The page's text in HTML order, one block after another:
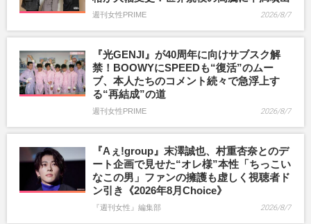
週刊女性PRIME 2026/8/7
『光GENJI』が40周年に向けサブスク解
禁！BOOWYにSPEEDも“復活”のムー
ブ、本人たちのコメント続々で急浮上す
る“再結成”の道
週刊女性PRIME 2026/8/7
『Aぇ!group』末澤誠也、村重杏奈とのデ
ート企画で見せた“オレ様”本性「ちっこい
なこの男」ファンの擁護も虚しく視聴者ド
ン引き《2026年8月Choice》
『週刊女性』編集部 2026/8/7